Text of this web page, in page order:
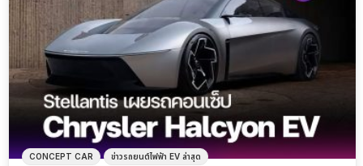
CONCEPT CAR ข่าวรถยนต์ไฟฟ้า EV ล่าสุด